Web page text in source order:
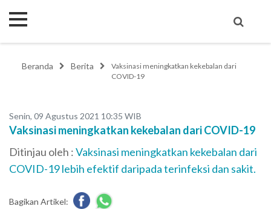
Beranda Berita
Vaksinasi meningkatkan kekebalan dari
COVID-19
Senin, 09 Agustus 2021 10:35 WIB
Vaksinasi meningkatkan kekebalan dari COVID-19
Ditinjau oleh :Vaksinasi meningkatkan kekebalan dari
COVID-19 lebih efektif daripada terinfeksi dan sakit.
Bagikan Artikel: